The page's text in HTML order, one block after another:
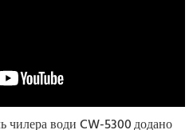
чилера води CW-5300додано